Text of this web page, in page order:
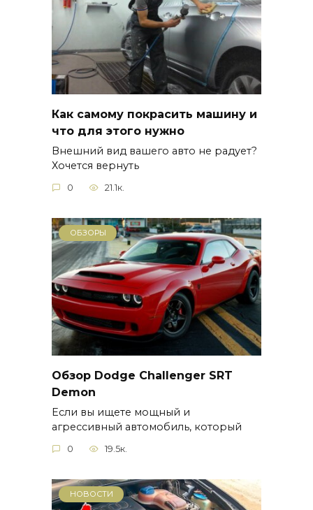
Как самому покрасить машину и
что для этого нужно
Внешний вид вашего авто не радует?
Хочется вернуть
0 21.1к.
ОБЗОРЫ
Обзор Dodge Challenger SRT
Demon
Если вы ищете мощный и
агрессивный автомобиль, который
0 19.5к.
НОВОСТИ